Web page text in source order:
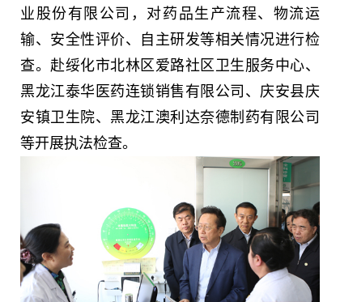
业股份有限公司，对药品生产流程、物流运
输、安全性评价、自主研发等相关情况进行检
查。赴绥化市北林区爱路社区卫生服务中心、
黑龙江泰华医药连锁销售有限公司、庆安县庆
安镇卫生院、黑龙江澳利达奈德制药有限公司
等开展执法检查。